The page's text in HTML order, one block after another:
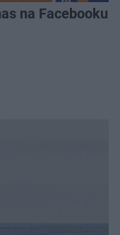
na Facebooku!